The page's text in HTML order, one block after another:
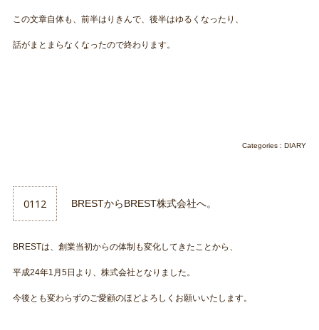
この文章自体も、前半はりきんで、後半はゆるくなったり、
話がまとまらなくなったので終わります。
Categories : DIARY
0112 BRESTからBREST株式会社へ。
BRESTは、創業当初からの体制も変化してきたことから、
平成24年1月5日より、株式会社となりました。
今後とも変わらずのご愛顧のほどよろしくお願いいたします。